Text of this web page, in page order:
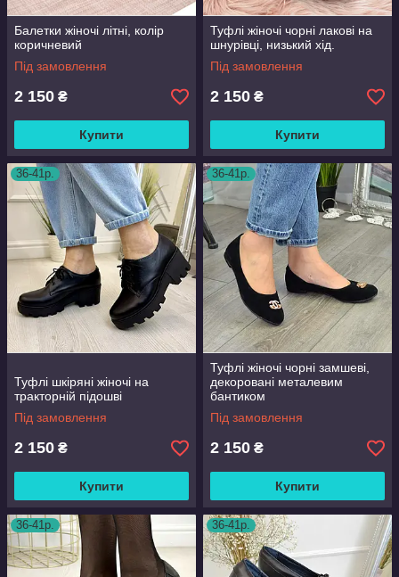
Балетки жіночі літні, колір
коричневий
Під замовлення
2 150 ₴
Купити
Туфлі жіночі чорні лакові на
шнурівці, низький хід.
Під замовлення
2 150 ₴
Купити
36-41р.
Туфлі шкіряні жіночі на
тракторній підошві
Під замовлення
2 150 ₴
Купити
36-41р.
Туфлі жіночі чорні замшеві,
декоровані металевим
бантиком
Під замовлення
2 150 ₴
Купити
36-41р. 36-41р.